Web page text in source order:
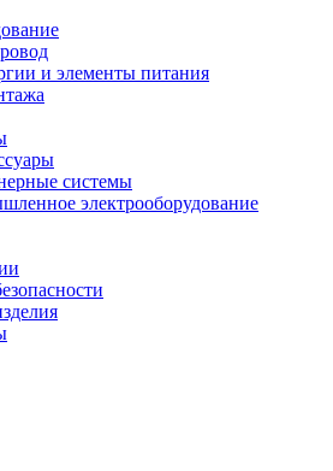
и элементы питания
системы
электрооборудование